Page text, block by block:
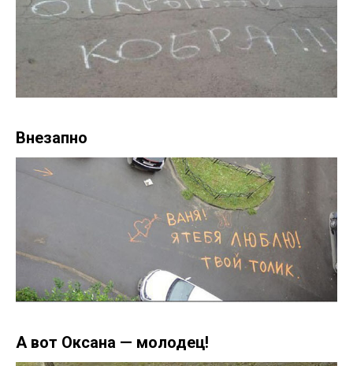
Внезапно
А вот Оксана — молодец!